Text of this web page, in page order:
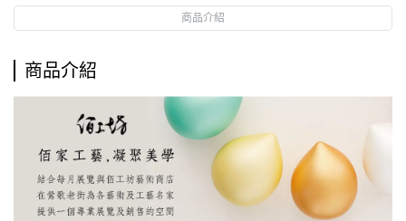
商品介紹
商品介紹